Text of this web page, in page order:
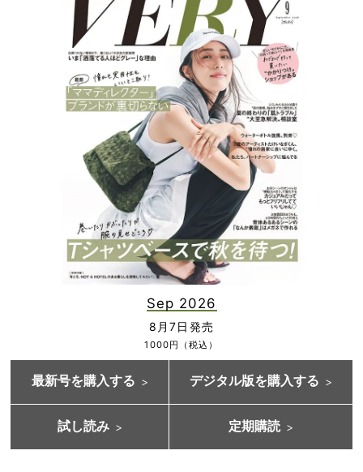
Sep 2026
8月7日発売
1000円（税込）
最新号を購入する デジタル版を購入する
試し読み 定期購読